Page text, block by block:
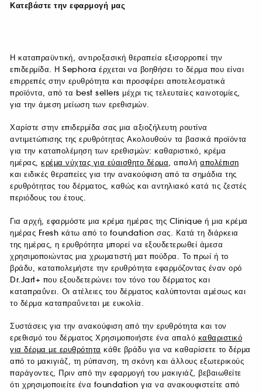
Κατεβάστε την εφαρμογή μας
Η καταπραϋντική, αντιροξασική θεραπεία εξισορροπεί την
επιδερμίδα. Η Sephora έρχεται να βοηθήσει το δέρμα που είναι
επιρρεπές στην ερυθρότητα και προσφέρει αποτελεσματικά
προϊόντα, από τα best sellers μέχρι τις τελευταίες καινοτομίες,
για την άμεση μείωση των ερεθισμών.
Χαρίστε στην επιδερμίδα σας μια αξιοζήλευτη ρουτίνα
αντιμετώπισης της ερυθρότητας Ακολουθούν τα βασικά προϊόντα
για την καταπολέμηση των ερεθισμών: καθαριστικό, κρέμα
ημέρας, κρέμα νύχτας για εύαισθητο δέρμα, απαλή απολέπιση
και ειδικές θεραπείες για την ανακούφιση από τα σημάδια της
ερυθρότητας του δέρματος, καθώς και αντηλιακό κατά τις ζεστές
περιόδους του έτους.
Για αρχή, εφαρμόστε μια κρέμα ημέρας της Clinique ή μια κρέμα
ημέρας Fresh κάτω από το foundation σας. Κατά τη διάρκεια
της ημέρας, η ερυθρότητα μπορεί να εξουδετερωθεί άμεσα
χρησιμοποιώντας μια χρωματιστή ματ πούδρα. Το πρωί ή το
βράδυ, καταπολεμήστε την ερυθρότητα εφαρμόζοντας έναν ορό
Dr.Jart+ που εξουδετερώνει τον τόνο του δέρματος και
καταπραΰνει. Οι ατέλειες του δέρματος καλύπτονται αμέσως και
το δέρμα καταπραΰνεται με ευκολία.
Συστάσεις για την ανακούφιση από την ερυθρότητα και τον
ερεθισμό του δέρματος Χρησιμοποιήστε ένα απαλό καθαριστικό
για δέρμα με ερυθρότητα κάθε βράδυ για να καθαρίσετε το δέρμα
από το μακιγιάζ, τη ρύπανση, τη σκόνη και άλλους εξωτερικούς
παράγοντες, Πριν από την εφαρμογή του μακιγιάζ, βεβαιωθείτε
ότι χρησιμοποιείτε ένα foundation για να ανακουφιστείτε από